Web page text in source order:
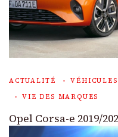
ACTUALITÉ
VIE DES MARQUES
Opel Corsa-e 2019/